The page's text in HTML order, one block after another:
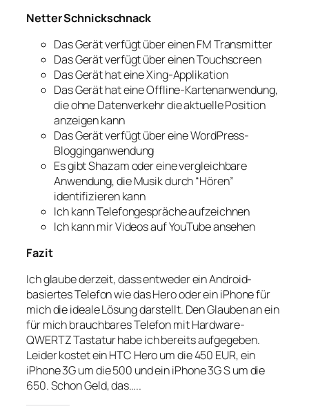
Netter Schnickschnack
Das Gerät verfügt über einen FM Transmitter
Das Gerät verfügt über einen Touchscreen
Das Gerät hat eine Xing-Applikation
Das Gerät hat eine Offline-Kartenanwendung,
die ohne Datenverkehr die aktuelle Position
anzeigen kann
Das Gerät verfügt über eine WordPress-
Blogginganwendung
Es gibt Shazam oder eine vergleichbare
Anwendung, die Musik durch “Hören”
identifizieren kann
Ich kann Telefongespräche aufzeichnen
Ich kann mir Videos auf YouTube ansehen
Fazit
Ich glaube derzeit, dass entweder ein Android-
basiertes Telefon wie das Hero oder ein iPhone für
mich die ideale Lösung darstellt. Den Glauben an ein
für mich brauchbares Telefon mit Hardware-
QWERTZ Tastatur habe ich bereits aufgegeben.
Leider kostet ein HTC Hero um die 450 EUR, ein
iPhone 3G um die 500 und ein iPhone 3G S um die
650. Schon Geld, das…..